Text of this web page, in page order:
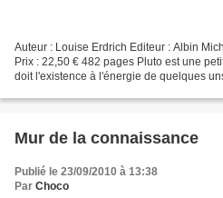
Auteur : Louise Erdrich Editeur : Albin
Prix : 22,50 € 482 pages Pluto est une
doit l'existence à l'énergie de quelques
Mur de la connaissance
Publié le 23/09/2010 à 13:38
Par Choco